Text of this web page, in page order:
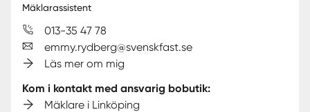
Mäklarassistent
013-35 47 78
emmy.rydberg@svenskfast.se
Läs mer om mig
Kom i kontakt med ansvarig bobutik:
Mäklare i Linköping